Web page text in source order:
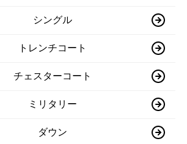
シングル
トレンチコート
チェスターコート
ミリタリー
ダウン